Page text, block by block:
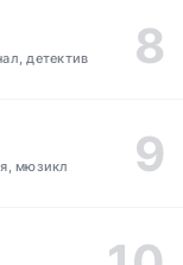
детектив
мюзикл